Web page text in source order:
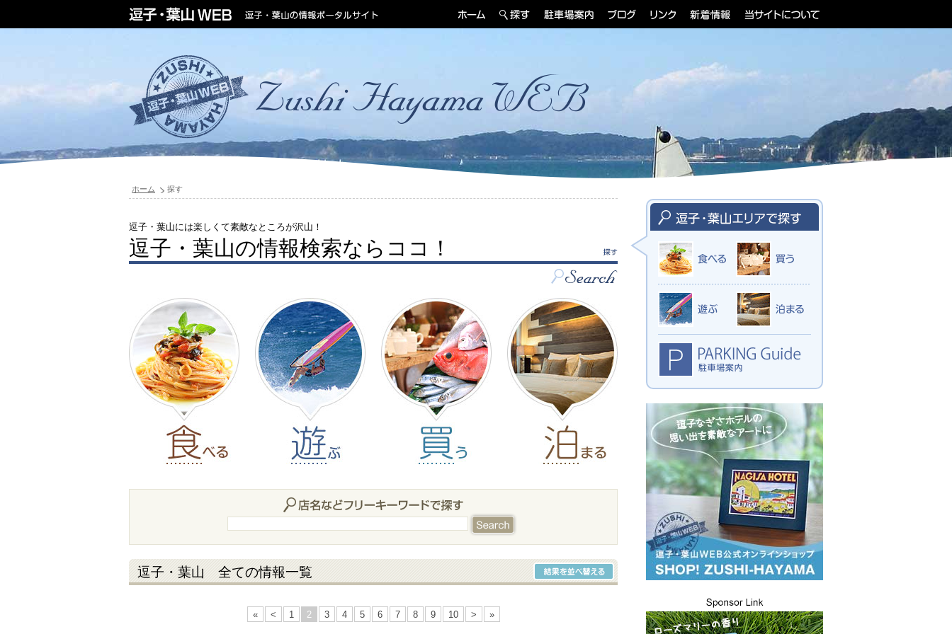
ホーム 探す
逗子・葉山には楽しくて素敵なところが沢山！
逗子・葉山の情報検索ならココ！
逗子・葉山 全ての情報一覧
« < 1 2 3 4 5 6 7 8 9 10 > »